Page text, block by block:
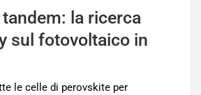
la ricerca
sul fotovoltaico in
le celle di perovskite per